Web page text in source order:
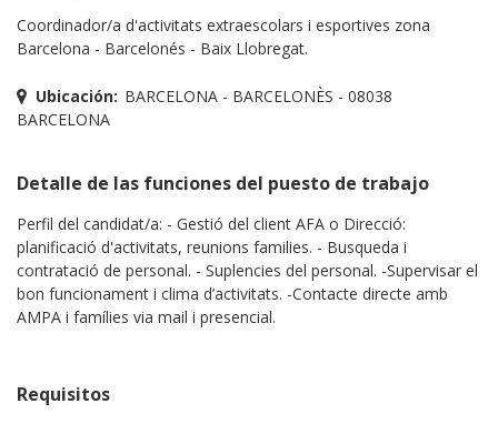
Coordinador/a d'activitats extraescolars i esportives zona
Barcelona - Barcelonés - Baix Llobregat.
Ubicación: BARCELONA - BARCELONÈS - 08038
BARCELONA
Detalle de las funciones del puesto de trabajo
Perfil del candidat/a: - Gestió del client AFA o Direcció:
planificació d'activitats, reunions families. - Busqueda i
contratació de personal. - Suplencies del personal. -Supervisar el
bon funcionament i clima d’activitats. -Contacte directe amb
AMPA i famílies via mail i presencial.
Requisitos